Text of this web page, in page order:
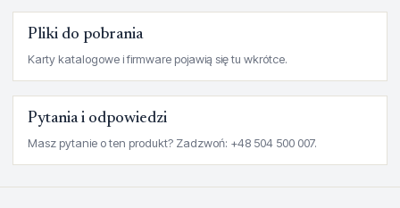
Pliki do pobrania
Karty katalogowe i firmware pojawią się tu wkrótce.
Pytania i odpowiedzi
Masz pytanie o ten produkt? Zadzwoń: +48 504 500 007.